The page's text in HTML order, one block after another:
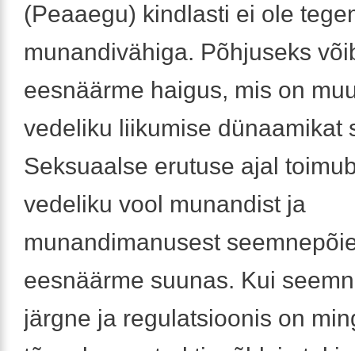
(Peaaegu) kindlasti ei ole
munandivähiga. Põhjuseks
eesnäärme haigus, mis on
vedeliku liikumise dünaamikat
Seksuaalse erutuse ajal
vedeliku vool munandist ja
munandimanusest
eesnäärme suunas. Kui
järgne ja regulatsioonis on